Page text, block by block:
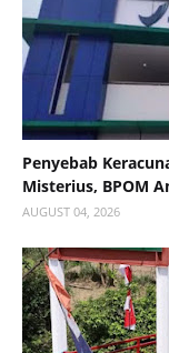
Penyebab
Misterius, BPOM
AUGUST 04, 2026